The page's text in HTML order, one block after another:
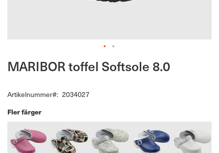
MARIBOR toffel Softsole 8.0
Artikelnummer 2034027
Fler färger
till
bildgalleriet